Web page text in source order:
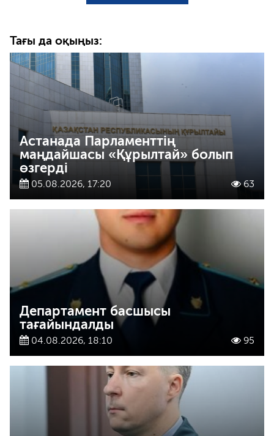
Тағы да оқыңыз:
Астанада Парламенттің
маңдайшасы «Құрылтай» болып
өзгерді
05.08.2026, 17:20 63
Департамент басшысы
тағайындалды
04.08.2026, 18:10 95